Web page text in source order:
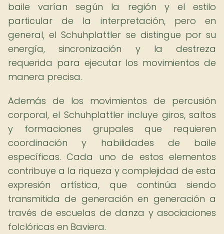
baile varían según la región y el estilo
particular de la interpretación, pero en
general, el Schuhplattler se distingue por su
energía, sincronización y la destreza
requerida para ejecutar los movimientos de
manera precisa.
Además de los movimientos de percusión
corporal, el Schuhplattler incluye giros, saltos
y formaciones grupales que requieren
coordinación y habilidades de baile
específicas. Cada uno de estos elementos
contribuye a la riqueza y complejidad de esta
expresión artística, que continúa siendo
transmitida de generación en generación a
través de escuelas de danza y asociaciones
folclóricas en Baviera.